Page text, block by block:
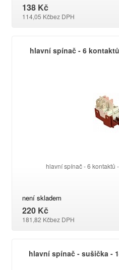
138 Kč
114,05 Kčbez DPH
hlavní spínač - 6
hlavní spínač - 6 kontaktů
není skladem
220 Kč
181,82 Kčbez DPH
hlavní spínač - sušička -